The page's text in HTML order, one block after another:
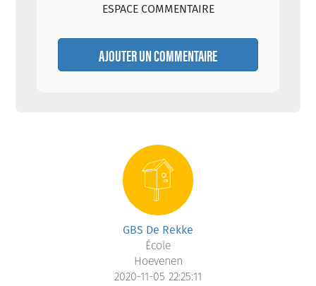
ESPACE COMMENTAIRE
AJOUTER UN COMMENTAIRE
GBS De Rekke
École
Hoevenen
2020-11-05 22:25:11